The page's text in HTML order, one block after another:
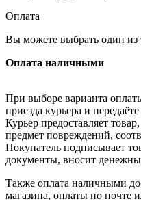
Оплата
Вы можете выбрать один из
Оплата наличными
При выборе варианта
приезда курьера и
Курьер предоставляет
предмет повреждений,
Покупатель подписывает
документы, вносит
Также оплата наличными
магазина, оплаты по почте